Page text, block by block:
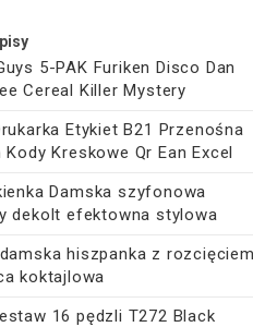
5-PAK Furiken Disco Dan
Cereal Killer Mystery
Etykiet B21 Przenośna
Kreskowe Qr Ean Excel
Damska szyfonowa
dekolt efektowna stylowa
hiszpanka z rozcięciem
koktajlowa
16 pędzli T272 Black